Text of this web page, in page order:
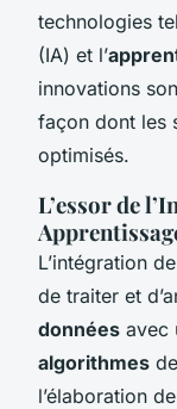
technologies
(IA) et l’
innovations
façon dont les
optimisés.
L’essor de
L’intégration
de traiter et
données avec
algorithmes
l’élaboration